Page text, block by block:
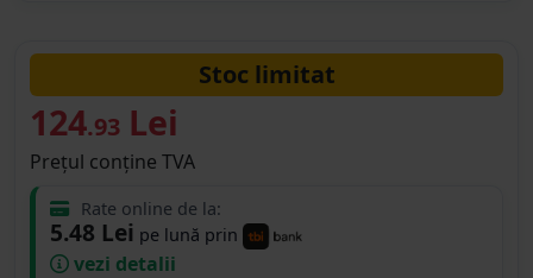
Stoc limitat
124.93 Lei
Prețul conține TVA
Rate online de la:
5.48 Lei pe lună prin
vezi detalii